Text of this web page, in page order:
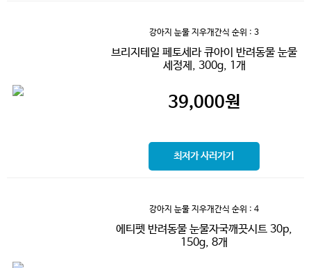
강아지 눈물 지우개간식 순위 : 3
브리지테일 페토세라 큐아이 반려동물 눈물
세정제, 300g, 1개
39,000원
최저가 사러가기
강아지 눈물 지우개간식 순위 : 4
에티펫 반려동물 눈물자국깨끗시트 30p,
150g, 8개